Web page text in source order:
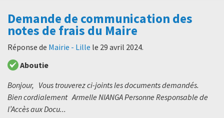
Demande de communication des
notes de frais du Maire
Réponse de Mairie - Lille le 29 avril 2024.
Aboutie
Bonjour, Vous trouverez ci-joints les documents demandés.
Bien cordialement Armelle NIANGA Personne Responsable de
l’Accès aux Docu...